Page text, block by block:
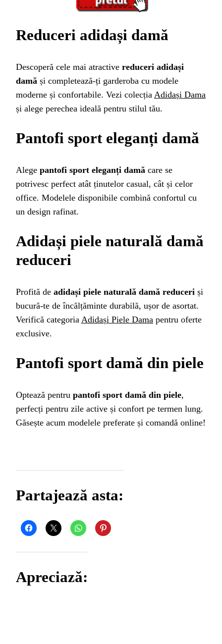
Reduceri adidași damă
Descoperă cele mai atractive reduceri adidași
damă și completează-ți garderoba cu modele
moderne și confortabile. Vezi colecția Adidași Dama
și alege perechea ideală pentru stilul tău.
Pantofi sport eleganți damă
Alege pantofi sport eleganți damă care se
potrivesc perfect atât ținutelor casual, cât și celor
office. Modelele disponibile combină confortul cu
un design rafinat.
Adidași piele naturală damă
reduceri
Profită de adidași piele naturală damă reduceri și
bucură-te de încălțăminte durabilă, ușor de asortat.
Verifică categoria Adidași Piele Dama pentru oferte
exclusive.
Pantofi sport damă din piele
Optează pentru pantofi sport damă din piele,
perfecți pentru zile active și confort pe termen lung.
Găsește acum modelele preferate și comandă online!
Partajează asta:
Apreciază: